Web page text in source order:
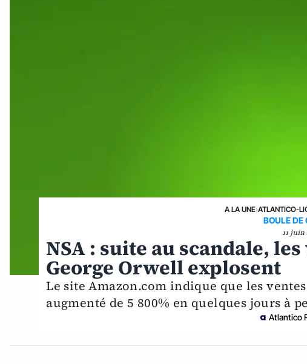
A LA UNE›ATLANTICO-
BOULE DE
11 juin
NSA : suite au scandale,
George Orwell explosent
Le site Amazon.com indique que les
augmenté de 5 800% en quelques jours à
Atlantico